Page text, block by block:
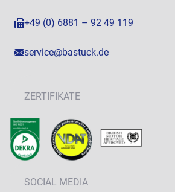
+49 (0) 6881 – 92 49 119
service@bastuck.de
ZERTIFIKATE
SOCIAL MEDIA